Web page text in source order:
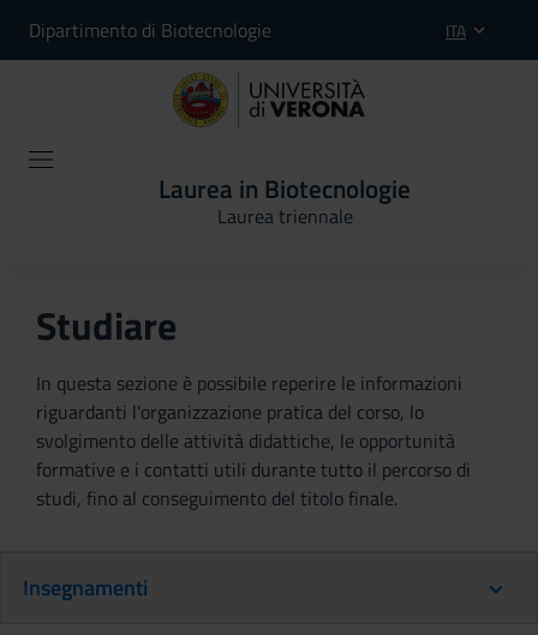
Dipartimento di Biotecnologie ITA
Laurea in Biotecnologie
Laurea triennale
Studiare
In questa sezione è possibile reperire le informazioni
riguardanti l'organizzazione pratica del corso, lo
svolgimento delle attività didattiche, le opportunità
formative e i contatti utili durante tutto il percorso di
studi, fino al conseguimento del titolo finale.
Insegnamenti